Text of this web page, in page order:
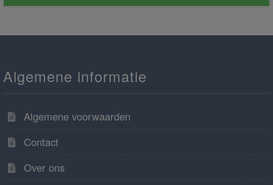
Algemene informatie
Algemene voorwaarden
Contact
Over ons